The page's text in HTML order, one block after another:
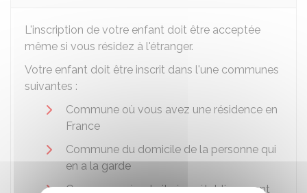
L'inscription de votre enfant doit être acceptée
même si vous résidez à l'étranger.
Votre enfant doit être inscrit dans l'une communes
suivantes :
Commune où vous avez une résidence en
France
Commune du domicile de la personne qui
en a la garde
Commune où est situé un établissement